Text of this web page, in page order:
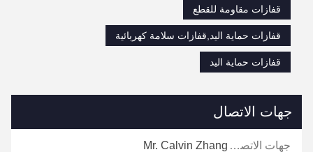
قفازات مقاومة للقطع
قفازات حماية اليد,قفازات سلامة كهربائية
قفازات حماية اليد
جهات الاتصال
جهات الاتصال: Mr. Calvin Zhang